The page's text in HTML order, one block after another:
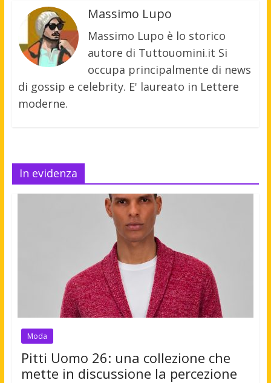
Massimo Lupo
Massimo Lupo è lo storico
autore di Tuttouomini.it Si
occupa principalmente di news
di gossip e celebrity. E' laureato in Lettere
moderne.
In evidenza
Moda
Pitti Uomo 26: una collezione che
mette in discussione la percezione